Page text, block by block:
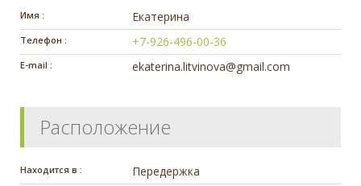
Имя : Екатерина
Телефон : +7-926-496-00-36
E-mail : ekaterina.litvinova@gmail.com
Расположение
Находится в : Передержка